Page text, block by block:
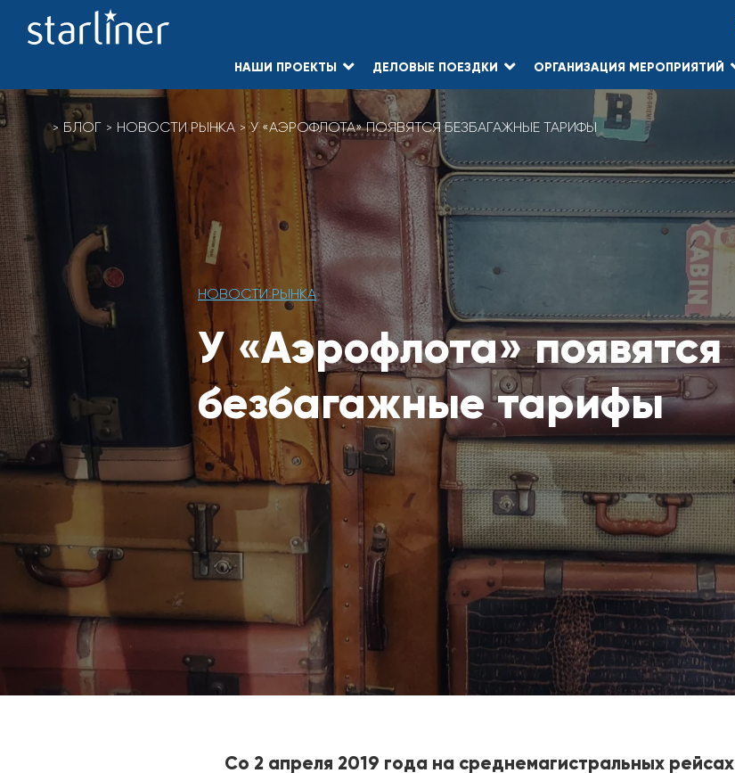
НАШИ ПРОЕКТЫ ДЕЛОВЫЕ ПОЕЗДКИ ОРГАНИЗАЦИЯ МЕРОПРИЯТИЙ
БЛОГ НОВОСТИ РЫНКА У «АЭРОФЛОТА» ПОЯВЯТСЯ БЕЗБАГАЖНЫЕ ТАРИФЫ
НОВОСТИ РЫНКА
У «Аэрофлота» появятся
безбагажные тарифы
Со 2 апреля 2019 года на среднемагистральных рейсах